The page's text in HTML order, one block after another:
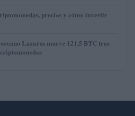
precios y cómo invertir
Lazarus mueve 121,5 BTC tras